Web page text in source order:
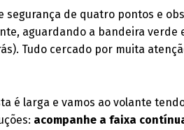
segurança de quatro pontos e
aguardando a bandeira verde
Tudo cercado por muita
é larga e vamos ao volante
acompanhe a faixa